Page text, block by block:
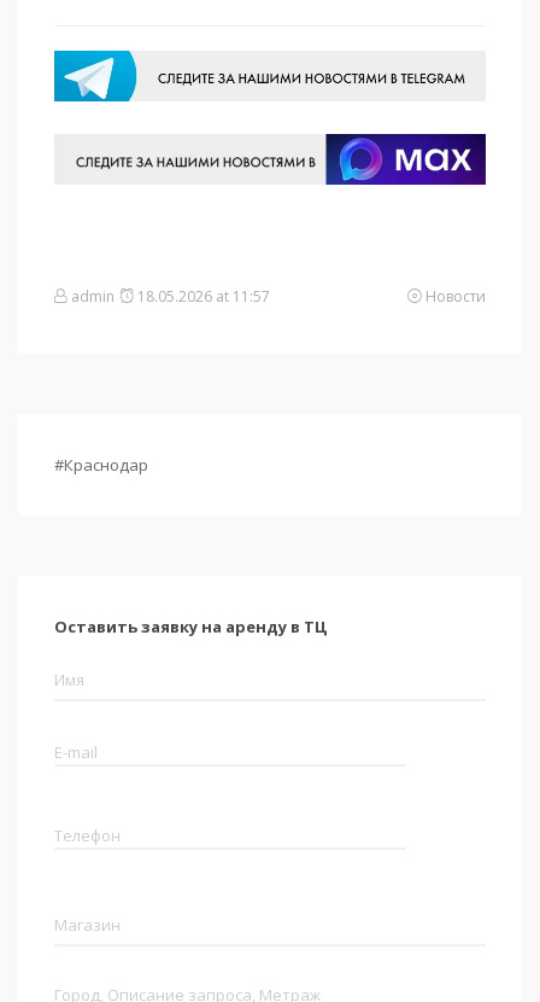
admin 18.05.2026 at 11:57 Новости
#Краснодар
Оставить заявку на аренду в ТЦ